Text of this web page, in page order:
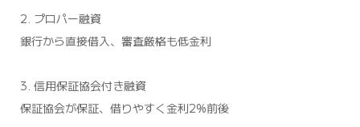
2. プロパー融資
銀行から直接借入、審査厳格も低金利
3. 信用保証協会付き融資
保証協会が保証、借りやすく金利2%前後